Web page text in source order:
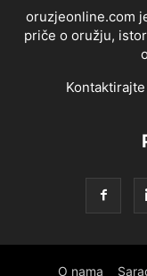
oruzjeonline.com
priče o oružju,
Kontaktirajte
O nama